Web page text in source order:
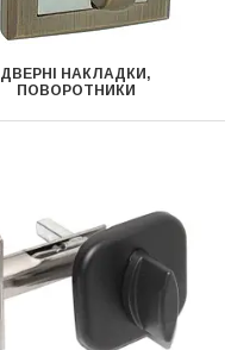
ДВЕРНІ НАКЛАДКИ,
ПОВОРОТНИКИ